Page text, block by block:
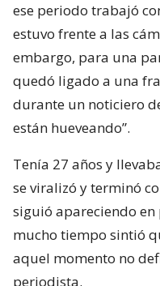
ese periodo trabajó
estuvo frente a las
embargo, para una
quedó ligado a una
durante un noticiero
están hueveando”.
Tenía 27 años y
se viralizó y terminó
siguió apareciendo
mucho tiempo sintió
aquel momento no
periodista.